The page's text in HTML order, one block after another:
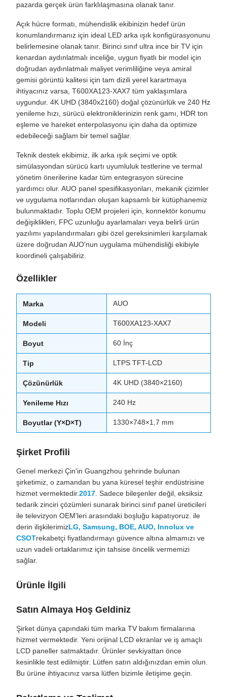
pazarda gerçek ürün farklılaşmasına olanak tanır.
Açık hücre formatı, mühendislik ekibinizin hedef ürün
konumlandırmanız için ideal LED arka ışık konfigürasyonunu
belirlemesine olanak tanır. Birinci sınıf ultra ince bir TV için
kenardan aydınlatmalı inceliğe, uygun fiyatlı bir model için
doğrudan aydınlatmalı maliyet verimliliğine veya amiral
gemisi görüntü kalitesi için tam dizili yerel karartmaya
ihtiyacınız varsa, T600XA123-XAX7 tüm yaklaşımlara
uygundur. 4K UHD (3840x2160) doğal çözünürlük ve 240 Hz
yenileme hızı, sürücü elektroniklerinizin renk gamı, HDR ton
eşleme ve hareket enterpolasyonu için daha da optimize
edebileceği sağlam bir temel sağlar.
Teknik destek ekibimiz, ilk arka ışık seçimi ve optik
simülasyondan sürücü kartı uyumluluk testlerine ve termal
yönetim önerilerine kadar tüm entegrasyon sürecine
yardımcı olur. AUO panel spesifikasyonları, mekanik çizimler
ve uygulama notlarından oluşan kapsamlı bir kütüphanemiz
bulunmaktadır. Toplu OEM projeleri için, konnektör konumu
değişiklikleri, FPC uzunluğu ayarlamaları veya belirli ürün
yazılımı yapılandırmaları gibi özel gereksinimleri karşılamak
üzere doğrudan AUO'nun uygulama mühendisliği ekibiyle
koordineli çalışabiliriz.
Özellikler
Marka AUO
Modeli T600XA123-XAX7
Boyut 60 İnç
Tip LTPS TFT-LCD
Çözünürlük 4K UHD (3840×2160)
Yenileme Hızı 240 Hz
Boyutlar (Y×D×T) 1330×748×1,7 mm
Şirket Profili
Genel merkezi Çin'in Guangzhou şehrinde bulunan
şirketimiz, o zamandan bu yana küresel teşhir endüstrisine
hizmet vermektedir.2017 . Sadece bileşenler değil, eksiksiz
tedarik zinciri çözümleri sunarak birinci sınıf panel üreticileri
ile televizyon OEM'leri arasındaki boşluğu kapatıyoruz. ile
derin ilişkilerimizLG, Samsung, BOE, AUO, Innolux ve
CSOTrekabetçi fiyatlandırmayı güvence altına almamızı ve
uzun vadeli ortaklarımız için tahsise öncelik vermemizi
sağlar.
Ürünle İlgili
Satın Almaya Hoş Geldiniz
Şirket dünya çapındaki tüm marka TV bakım firmalarına
hizmet vermektedir. Yeni orijinal LCD ekranlar ve iş amaçlı
LCD paneller satmaktadır. Ürünler sevkiyattan önce
kesinlikle test edilmiştir. Lütfen satın aldığınızdan emin olun.
Bu ürüne ihtiyacınız varsa lütfen bizimle iletişime geçin.